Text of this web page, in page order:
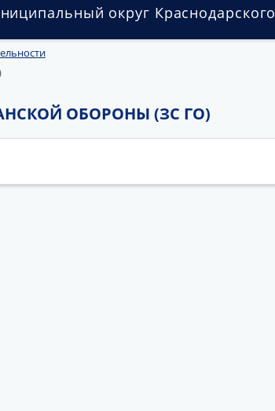
округ Краснодарского
ОБОРОНЫ (ЗС ГО)